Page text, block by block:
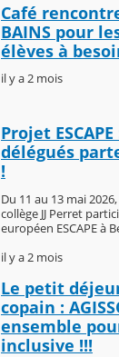
Café
BAINS pour
élèves à
il y a 2 mois
Projet
délégués
!
Du 11 au 13 mai
collège JJ Perret
européen ESCAPE à
il y a 2 mois
Le petit
copain :
ensemble
inclusive !!!